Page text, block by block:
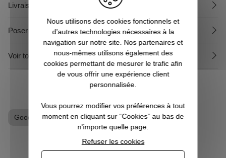
Livraison et retour
Poser une question sur le produit
Voir tous les produits Mario
Goodies Nintendo Mug
Nous utilisons des cookies fonctionnels et
d’autres technologies nécessaires à la
navigation sur notre site. Nos partenaires et
nous-mêmes utilisons également des
cookies permettant de mesurer le trafic afin
de vous offrir une expérience client
personnalisée.
Vous pourrez modifier vos préférences à tout
moment en cliquant sur “Cookies” au bas de
n'importe quelle page.
Refuser les cookies